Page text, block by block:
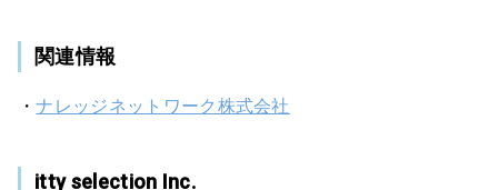
関連情報
・ナレッジネットワーク株式会社
itty selection Inc.